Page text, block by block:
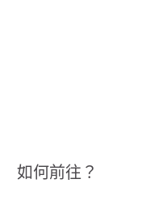
如何前往？